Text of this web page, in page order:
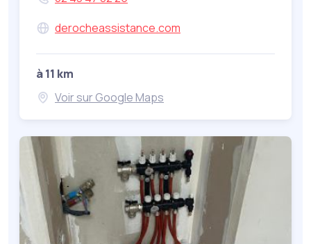
derocheassistance.com
à 11 km
Voir sur Google Maps